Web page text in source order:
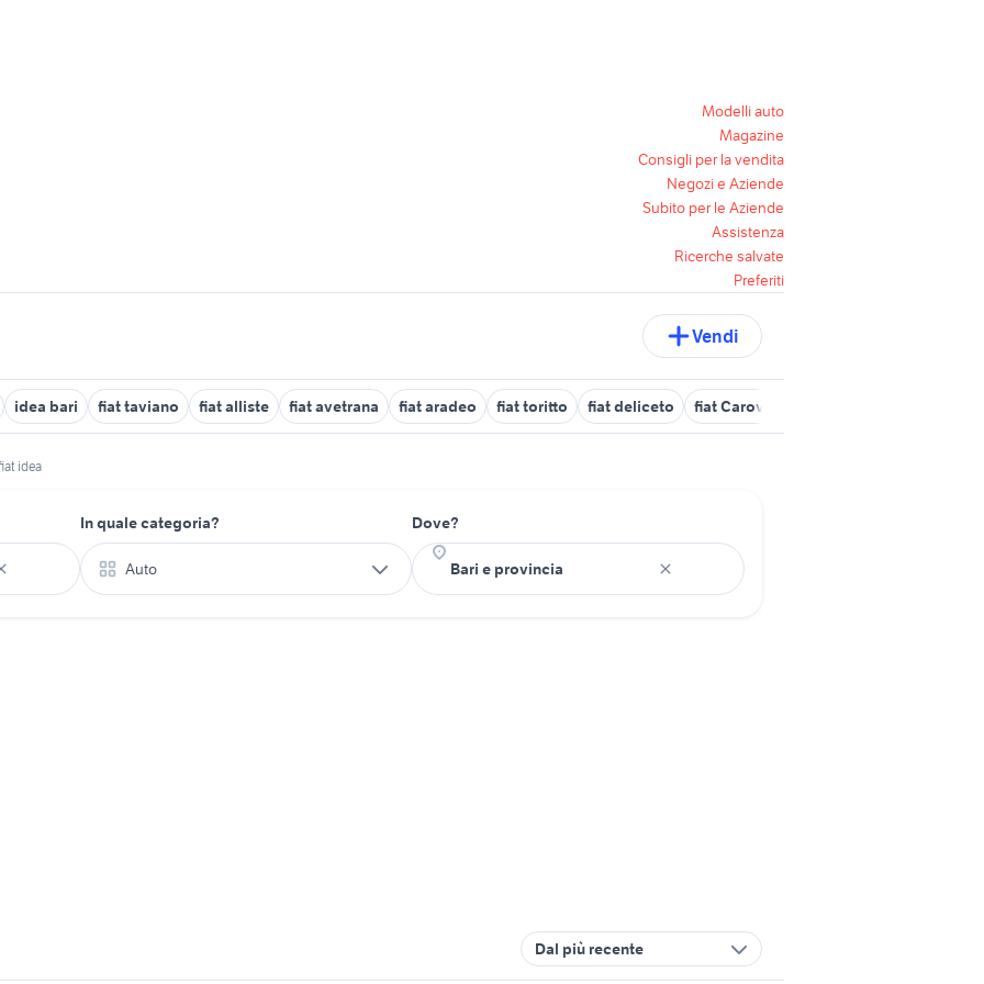
Modelli auto
Magazine
Consigli per la vendita
Negozi e Aziende
Subito per le Aziende
Assistenza
Ricerche salvate
Preferiti
Vendi
idea bari fiat taviano fiat alliste fiat avetrana fiat aradeo fiat toritto fiat deliceto fiat Carovigno
idea
In quale categoria?
Auto
Dove?
Dal più recente